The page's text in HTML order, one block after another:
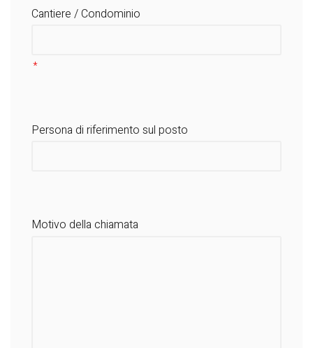
Cantiere / Condominio
Persona di riferimento sul posto
Motivo della chiamata